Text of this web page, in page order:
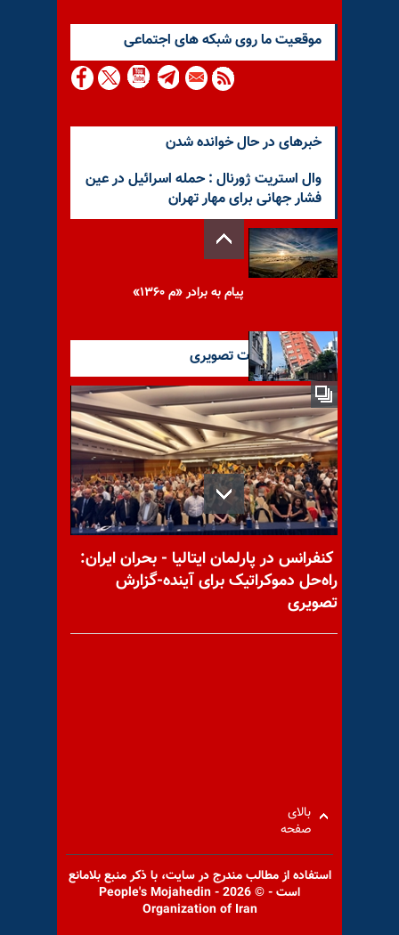
موقعيت ما روى شبكه هاى اجتماعى
خبرهای در حال خوانده شدن
وال‌ استریت ژورنال : حمله اسرائیل در عین
فشار جهانی برای مهار تهران
پیام به برادر «م ۱۳۶۰»
زلزله ۷.۴ریشتری در تایوان
تجمع کردهای ایرانی مقیم ترکیه
در حمایت از زندانیان سیاسی
ارومیه
صنعت «مال‌سازی» پاسداران و
آخرین گزارشات تصویری
کنفرانس در پارلمان ایتالیا - بحران ایران:
راه‌حل دموکراتیک برای آینده-گزارش
تصویری
بالای
صفحه
استفاده از مطالب مندرج در سايت، با ذكر منبع بلامانع
است - © 2026 - People's Mojahedin
Organization of Iran